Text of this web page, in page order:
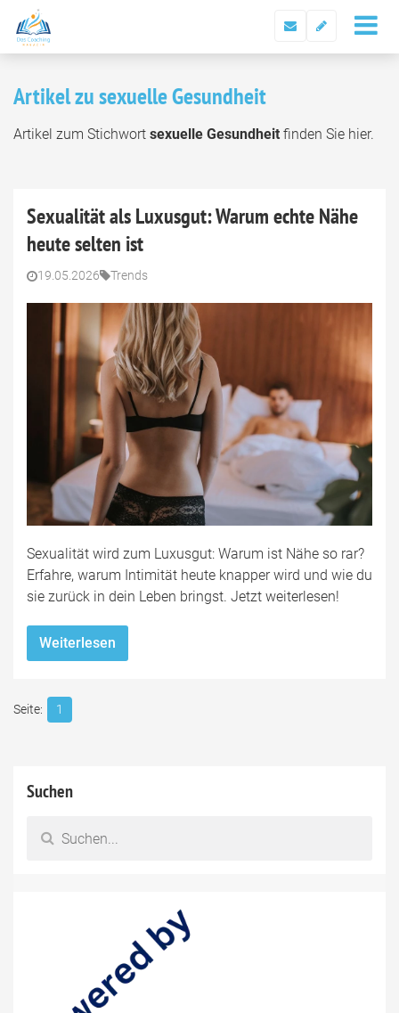
Artikel zu sexuelle Gesundheit
Artikel zum Stichwort sexuelle Gesundheit finden Sie hier.
Sexualität als Luxusgut: Warum echte Nähe
heute selten ist
19.05.2026 Trends
Sexualität wird zum Luxusgut: Warum ist Nähe so rar?
Erfahre, warum Intimität heute knapper wird und wie du
sie zurück in dein Leben bringst. Jetzt weiterlesen!
Weiterlesen
1
Suchen